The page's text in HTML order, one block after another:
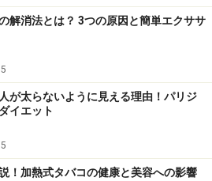
見せないハンドケアの基本
美人のハンドケア習慣
ハンドクリームの塗り方を覚え
袋が効果的！乾燥を防ぐシーン
解消法とは？ 3つの原因と簡単エクササ
が太らないように見える理由！パリジ
イエット
！加熱式タバコの健康と美容への影響